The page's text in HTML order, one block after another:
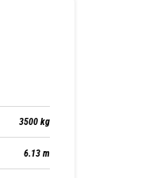
3500 kg
6.13 m